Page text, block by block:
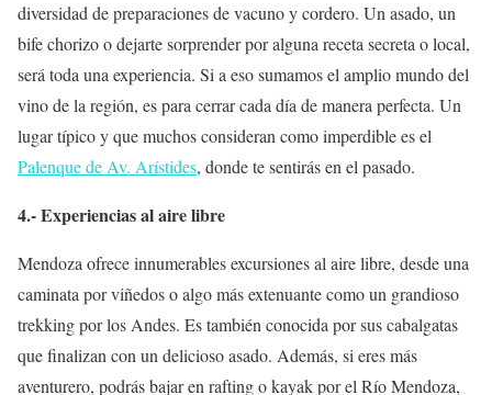
diversidad de preparaciones de vacuno y cordero. Un asado, un
bife chorizo o dejarte sorprender por alguna receta secreta o local,
será toda una experiencia. Si a eso sumamos el amplio mundo del
vino de la región, es para cerrar cada día de manera perfecta. Un
lugar típico y que muchos consideran como imperdible es el
Palenque de Av. Arístides, donde te sentirás en el pasado.
4.- Experiencias al aire libre
Mendoza ofrece innumerables excursiones al aire libre, desde una
caminata por viñedos o algo más extenuante como un grandioso
trekking por los Andes. Es también conocida por sus cabalgatas
que finalizan con un delicioso asado. Además, si eres más
aventurero, podrás bajar en rafting o kayak por el Río Mendoza,